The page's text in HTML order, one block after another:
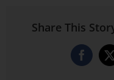
Share This